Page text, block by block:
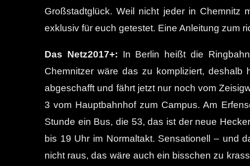
Großstadtglück. Weil nicht jeder in Chemnitz
exklusiv für euch getestet. Eine Anleitung zum
Das Netz2017+: In Berlin heißt die
Chemnitzer wäre das zu kompliziert,
abgeschafft und fährt jetzt nur noch vom
3 vom Hauptbahnhof zum Campus. Am
Stunde ein Bus, die 53, das ist der neue
bis 19 Uhr im Normaltakt. Sensationell – und
nicht raus, das wäre auch ein bisschen zu